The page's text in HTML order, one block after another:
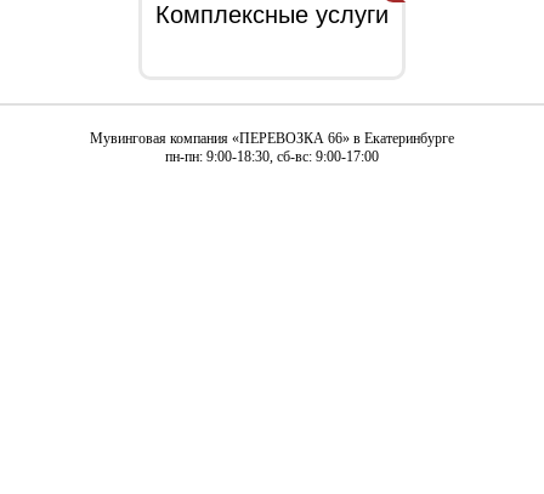
Комплексные услуги
Мувинговая компания «ПЕРЕВОЗКА 66» в Екатеринбурге
пн-пн: 9:00-18:30, сб-вс: 9:00-17:00